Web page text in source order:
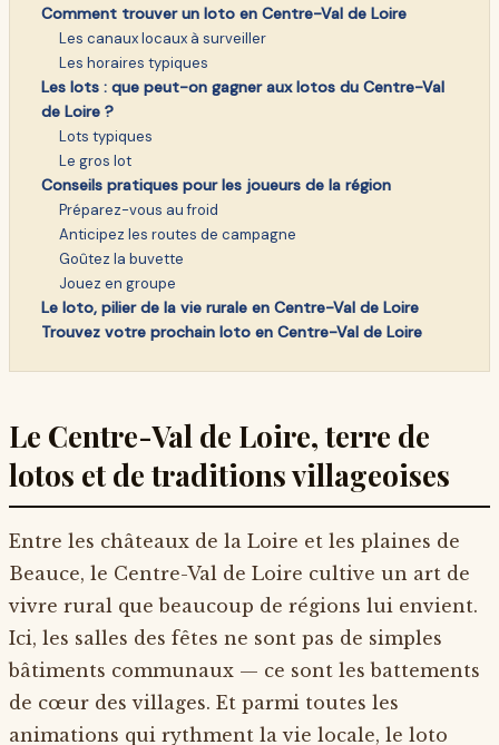
Comment trouver un loto en Centre-Val de Loire
Les canaux locaux à surveiller
Les horaires typiques
Les lots : que peut-on gagner aux lotos du Centre-Val
de Loire ?
Lots typiques
Le gros lot
Conseils pratiques pour les joueurs de la région
Préparez-vous au froid
Anticipez les routes de campagne
Goûtez la buvette
Jouez en groupe
Le loto, pilier de la vie rurale en Centre-Val de Loire
Trouvez votre prochain loto en Centre-Val de Loire
Le Centre-Val de Loire, terre de
lotos et de traditions villageoises
Entre les châteaux de la Loire et les plaines de
Beauce, le Centre-Val de Loire cultive un art de
vivre rural que beaucoup de régions lui envient.
Ici, les salles des fêtes ne sont pas de simples
bâtiments communaux — ce sont les battements
de cœur des villages. Et parmi toutes les
animations qui rythment la vie locale, le loto